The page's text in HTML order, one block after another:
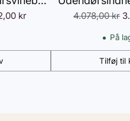
x 84 cm
kr
Rampe,
Gulvbakker,
Normalpris
4.078,00 kr
På
Tilføj til
Antal